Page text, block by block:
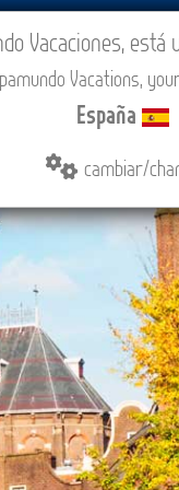
COMPRAR
Vacaciones,
Vacations,
España
cambiar/